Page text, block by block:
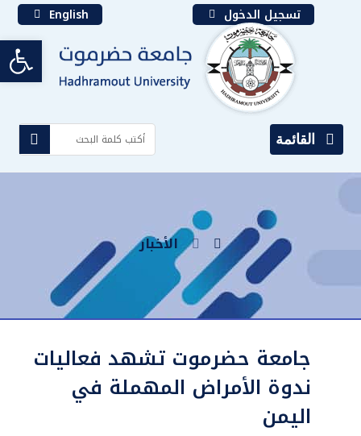
English تسجيل الدخول
القائمة
الأخبار
جامعة حضرموت تشهد فعاليات
ندوة الأمراض المهملة في
اليمن